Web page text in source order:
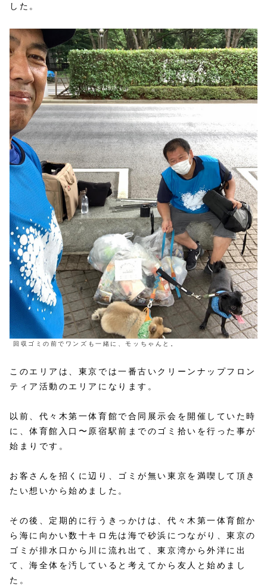
した。
回収ゴミの前でワンズも一緒に、モッちゃんと。
このエリアは、東京では一番古いクリーンナップフロン
ティア活動のエリアになります。
以前、代々木第一体育館で合同展示会を開催していた時
に、体育館入口〜原宿駅前までのゴミ拾いを行った事が
始まりです。
お客さんを招くに辺り、ゴミが無い東京を満喫して頂き
たい想いから始めました。
その後、定期的に行うきっかけは、代々木第一体育館か
ら海に向かい数十キロ先は海で砂浜につながり、東京の
ゴミが排水口から川に流れ出て、東京湾から外洋に出
て、海全体を汚していると考えてから友人と始めまし
た。